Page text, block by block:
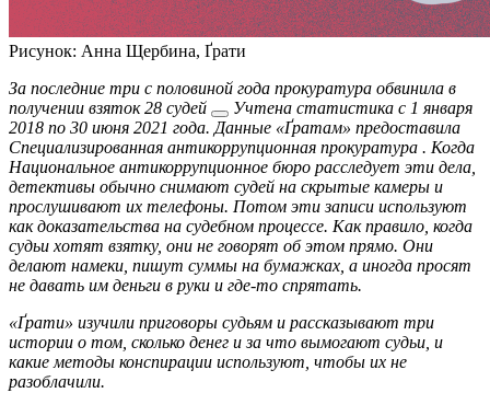
Рисунок: Анна Щербина, Ґрати
За последние три с половиной года прокуратура обвинила в
получении взяток 28 судей
Учтена статистика с 1 января
2018 по 30 июня 2021 года. Данные «Ґратам» предоставила
Специализированная антикоррупционная прокуратура . Когда
Национальное антикоррупционное бюро расследует эти дела,
детективы обычно снимают судей на скрытые камеры и
прослушивают их телефоны. Потом эти записи используют
как доказательства на судебном процессе. Как правило, когда
судьи хотят взятку, они не говорят об этом прямо. Они
делают намеки, пишут суммы на бумажках, а иногда просят
не давать им деньги в руки и где-то спрятать.
«Ґрати» изучили приговоры судьям и рассказывают три
истории о том, сколько денег и за что вымогают судьи, и
какие методы конспирации используют, чтобы их не
разоблачили.